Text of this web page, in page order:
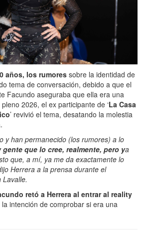
años, los rumores sobre la identidad de
tema de conversación, debido a que el
Facundo aseguraba que ella era una
2026, el ex participante de ‘La Casa
’ revivió el tema, desatando la molestia
y han permanecido (los rumores) a lo
gente que lo cree, realmente, pero ya
que, a mí, ya me da exactamente lo
Herrera a la prensa durante el
Lavalle.
retó a Herrera al entrar al reality
la intención de comprobar si era una